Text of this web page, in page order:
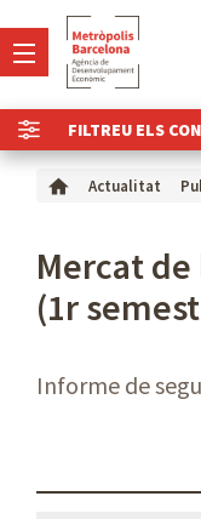
FILTREU ELS
Actualitat
Mercat
(1r
Informe de